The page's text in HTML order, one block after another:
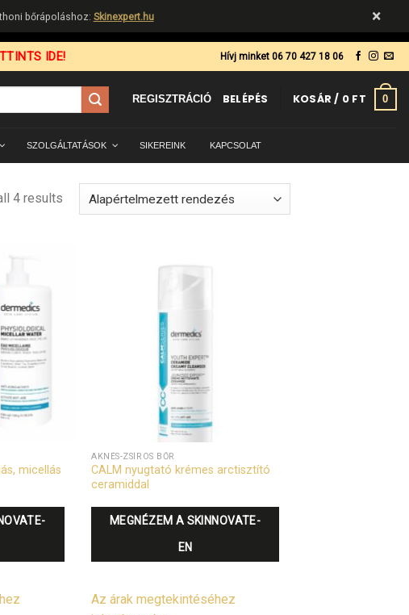
IDE! Hívj minket 06 70 427 18 06
REGISZTRÁCIÓ BELÉPÉS KOSÁR / 0 FT 0
SZOLGÁLTATÁSOK SIKEREINK KAPCSOLAT
4 results
micellás
AKNÉS-ZSÍROS BŐR
CALM nyugtató krémes arctisztító
ceramiddal
MEGNÉZEM A SKINNOVATE-
EN
Az árak megtekintéséhez
bőrápoláshoz: Skinexpert.hu ×